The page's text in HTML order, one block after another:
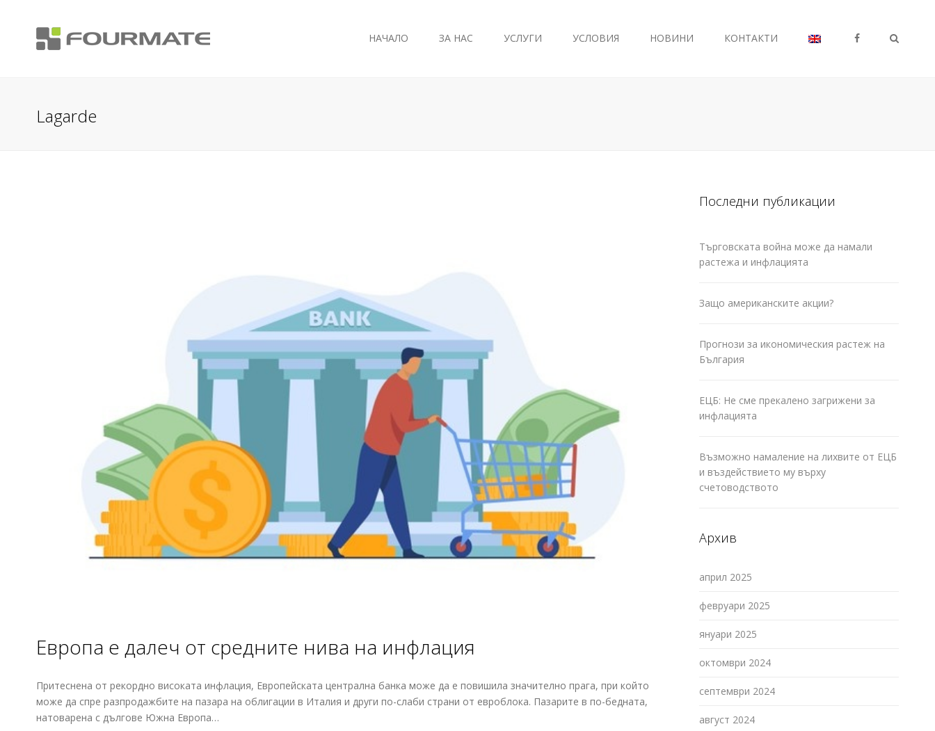
НАЧАЛО ЗА НАС УСЛУГИ УСЛОВИЯ НОВИНИ КОНТАКТИ FB
Lagarde
Европа е далеч от средните нива на инфлация
Притеснена от рекордно високата инфлация, Европейската централна банка може да е повишила значително прага, при който
може да спре разпродажбите на пазара на облигации в Италия и други по-слаби страни от евроблока. Пазарите в по-бедната,
натоварена с дългове Южна Европа…
Последни публикации
Търговската война може да намали
растежа и инфлацията
Защо американските акции?
Прогнози за икономическия растеж на
България
ЕЦБ: Не сме прекалено загрижени за
инфлацията
Възможно намаление на лихвите от ЕЦБ
и въздействието му върху
счетоводството
Архив
април 2025
февруари 2025
януари 2025
октомври 2024
септември 2024
август 2024